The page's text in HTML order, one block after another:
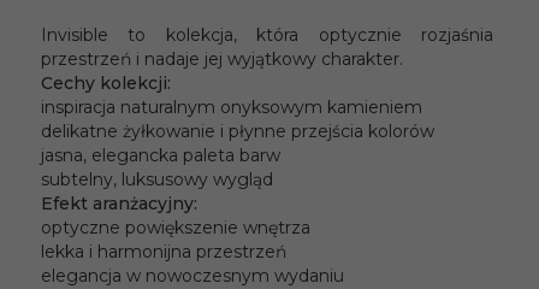
Invisible to kolekcja, która optycznie rozjaśnia
przestrzeń i nadaje jej wyjątkowy charakter.
Cechy kolekcji:
inspiracja naturalnym onyksowym kamieniem
delikatne żyłkowanie i płynne przejścia kolorów
jasna, elegancka paleta barw
subtelny, luksusowy wygląd
Efekt aranżacyjny:
optyczne powiększenie wnętrza
lekka i harmonijna przestrzeń
elegancja w nowoczesnym wydaniu